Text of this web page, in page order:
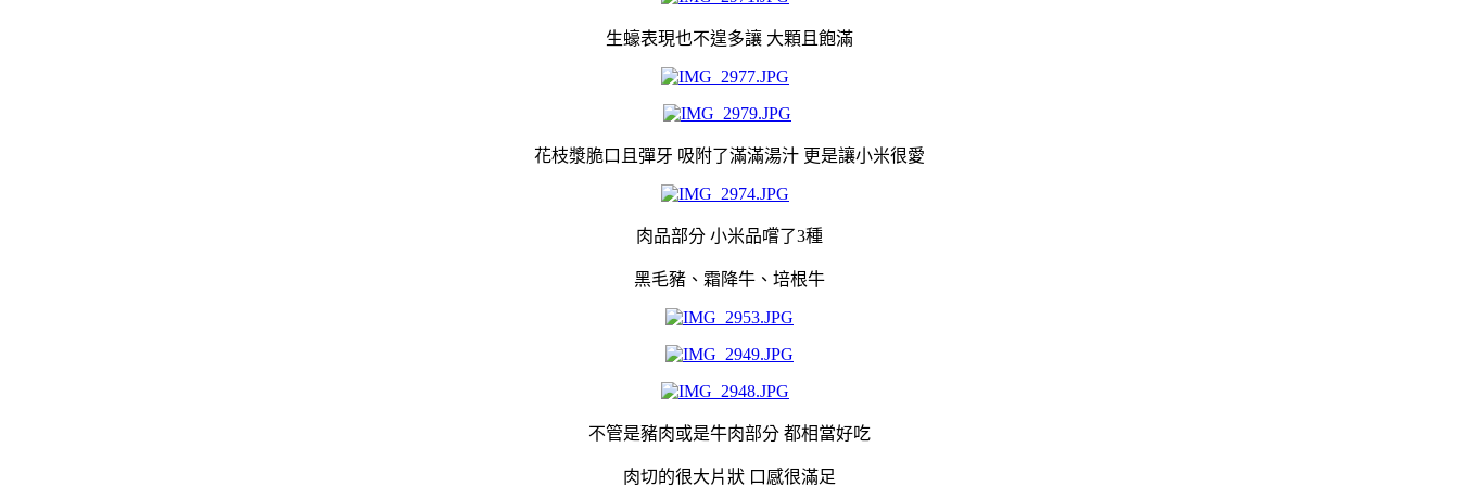
生蠔表現也不遑多讓 大顆且飽滿
花枝漿脆口且彈牙 吸附了滿滿湯汁 更是讓小米很愛
肉品部分 小米品嚐了3種
黑毛豬、霜降牛、培根牛
不管是豬肉或是牛肉部分 都相當好吃
肉切的很大片狀 口感很滿足